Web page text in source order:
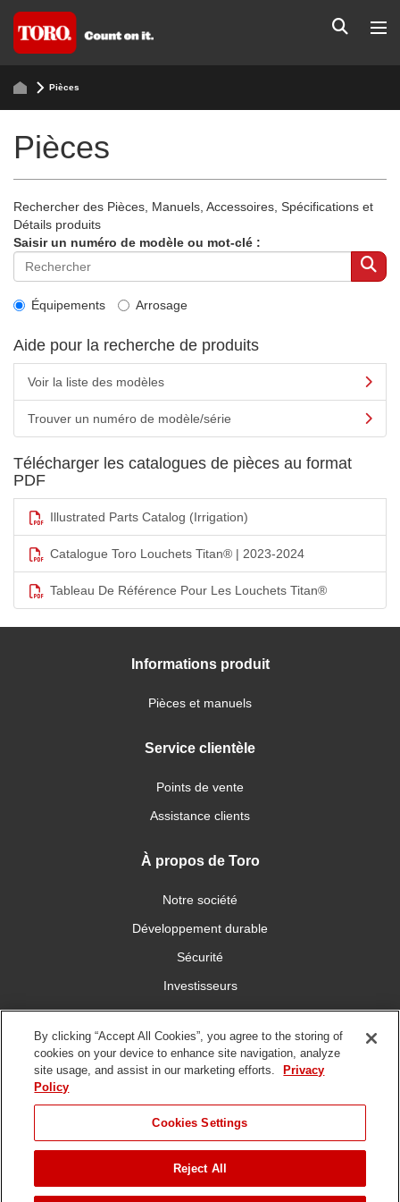
Pièces
Pièces
Rechercher des Pièces, Manuels, Accessoires, Spécifications et
Détails produits
Saisir un numéro de modèle ou mot-clé :
Équipements Arrosage
Aide pour la recherche de produits
Voir la liste des modèles
Trouver un numéro de modèle/série
Télécharger les catalogues de pièces au format
PDF
Illustrated Parts Catalog (Irrigation)
Catalogue Toro Louchets Titan® | 2023-2024
Tableau De Référence Pour Les Louchets Titan®
Informations produit
Pièces et manuels
Service clientèle
Points de vente
Assistance clients
À propos de Toro
Notre société
Développement durable
Sécurité
Investisseurs
Carrières
Connectez-vous avec nous
d'utilisation
Politique de
confidentialité
copyrights
By clicking “Accept All Cookies”, you agree to the storing of
cookies on your device to enhance site navigation, analyze
site usage, and assist in our marketing efforts.
Privacy
Policy
Cookies Settings
Reject All